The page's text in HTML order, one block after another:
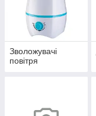
Зволожувачі
повітря